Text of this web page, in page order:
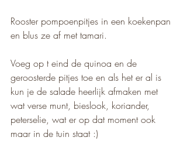
Rooster pompoenpitjes in een koekenpan
en blus ze af met tamari.
Voeg op t eind de quinoa en de
geroosterde pitjes toe en als het er al is
kun je de salade heerlijk afmaken met
wat verse munt, bieslook, koriander,
peterselie, wat er op dat moment ook
maar in de tuin staat :)